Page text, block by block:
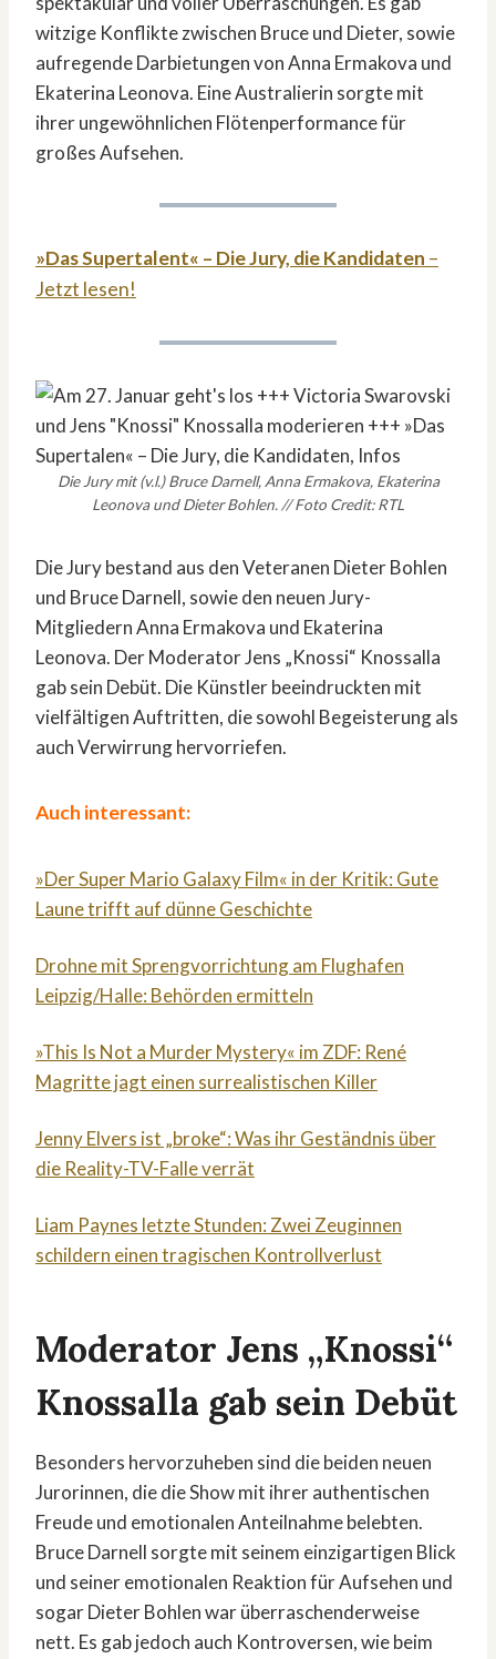
witzige Konflikte zwischen Bruce und Dieter, sowie
aufregende Darbietungen von Anna Ermakova und
Ekaterina Leonova. Eine Australierin sorgte mit
ihrer ungewöhnlichen Flötenperformance für
großes Aufsehen.
»Das Supertalent« – Die Jury, die Kandidaten –
Jetzt lesen!
Die Jury mit (v.l.) Bruce Darnell, Anna Ermakova, Ekaterina
Leonova und Dieter Bohlen. // Foto Credit: RTL
Die Jury bestand aus den Veteranen Dieter Bohlen
und Bruce Darnell, sowie den neuen Jury-
Mitgliedern Anna Ermakova und Ekaterina
Leonova. Der Moderator Jens „Knossi“ Knossalla
gab sein Debüt. Die Künstler beeindruckten mit
vielfältigen Auftritten, die sowohl Begeisterung als
auch Verwirrung hervorriefen.
Auch interessant:
»Der Super Mario Galaxy Film« in der Kritik: Gute
Laune trifft auf dünne Geschichte
Drohne mit Sprengvorrichtung am Flughafen
Leipzig/Halle: Behörden ermitteln
»This Is Not a Murder Mystery« im ZDF: René
Magritte jagt einen surrealistischen Killer
Jenny Elvers ist „broke“: Was ihr Geständnis über
die Reality-TV-Falle verrät
Liam Paynes letzte Stunden: Zwei Zeuginnen
schildern einen tragischen Kontrollverlust
Moderator Jens „Knossi“
Knossalla gab sein Debüt
Besonders hervorzuheben sind die beiden neuen
Jurorinnen, die die Show mit ihrer authentischen
Freude und emotionalen Anteilnahme belebten.
Bruce Darnell sorgte mit seinem einzigartigen Blick
und seiner emotionalen Reaktion für Aufsehen und
sogar Dieter Bohlen war überraschenderweise
nett. Es gab jedoch auch Kontroversen, wie beim